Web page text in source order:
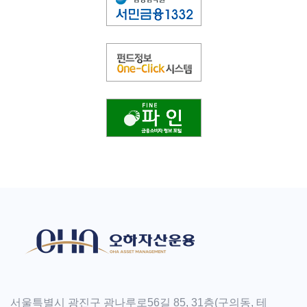
서울특별시 광진구 광나루로56길 85, 31층(구의동, 테